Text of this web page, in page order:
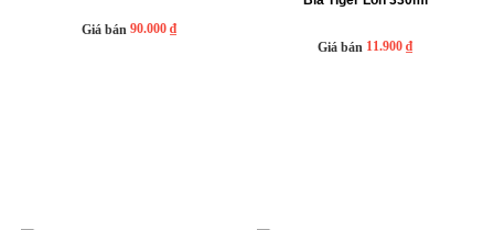
Giá bán 90.000 ₫
Giá bán 11.900 ₫